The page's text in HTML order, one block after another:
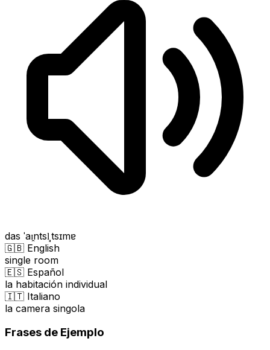
das ˈaɪ̯ntsl̩ˌtsɪmɐ
🇬🇧 English
single room
🇪🇸 Español
la habitación individual
🇮🇹 Italiano
la camera singola
Frases de Ejemplo